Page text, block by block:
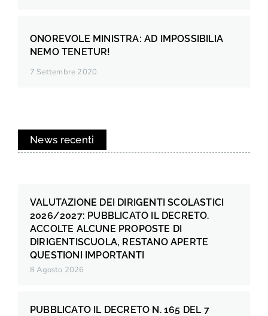
ONOREVOLE MINISTRA: AD IMPOSSIBILIA
NEMO TENETUR!
7 Settembre 2020
News recenti
VALUTAZIONE DEI DIRIGENTI SCOLASTICI
2026/2027: PUBBLICATO IL DECRETO.
ACCOLTE ALCUNE PROPOSTE DI
DIRIGENTISCUOLA, RESTANO APERTE
QUESTIONI IMPORTANTI
8 Agosto 2026
PUBBLICATO IL DECRETO N. 165 DEL 7